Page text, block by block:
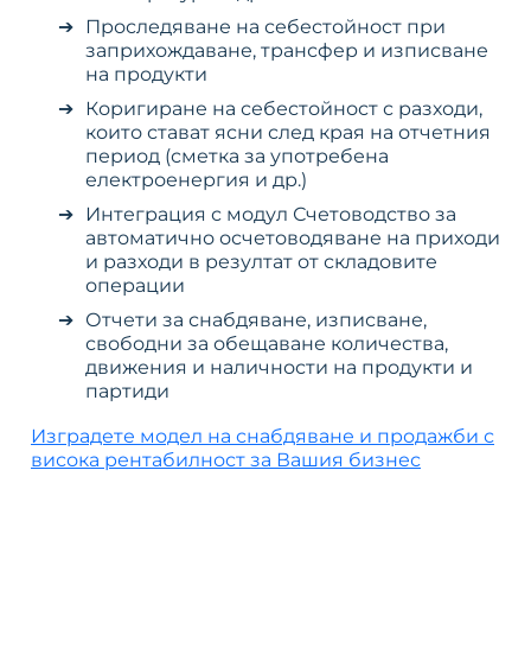
Проследяване на себестойност при
заприхождаване, трансфер и изписване
на продукти
Коригиране на себестойност с разходи,
които стават ясни след края на отчетния
период (сметка за употребена
електроенергия и др.)
Интеграция с модул Счетоводство за
автоматично осчетоводяване на приходи
и разходи в резултат от складовите
операции
Отчети за снабдяване, изписване,
свободни за обещаване количества,
движения и наличности на продукти и
партиди
Изградете модел на снабдяване и продажби с
висока рентабилност за Вашия бизнес